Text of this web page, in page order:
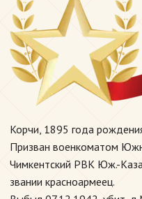
Корчи, 1895 года
Призван военкоматом
Чимкентский РВК Юж.-
звании красноармеец.